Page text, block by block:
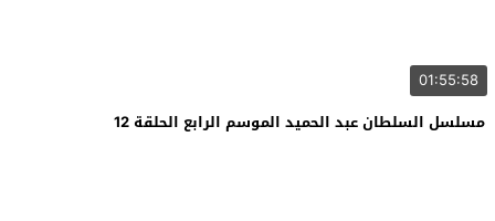
01:55:58
مسلسل السلطان عبد الحميد الموسم الرابع الحلقة 12